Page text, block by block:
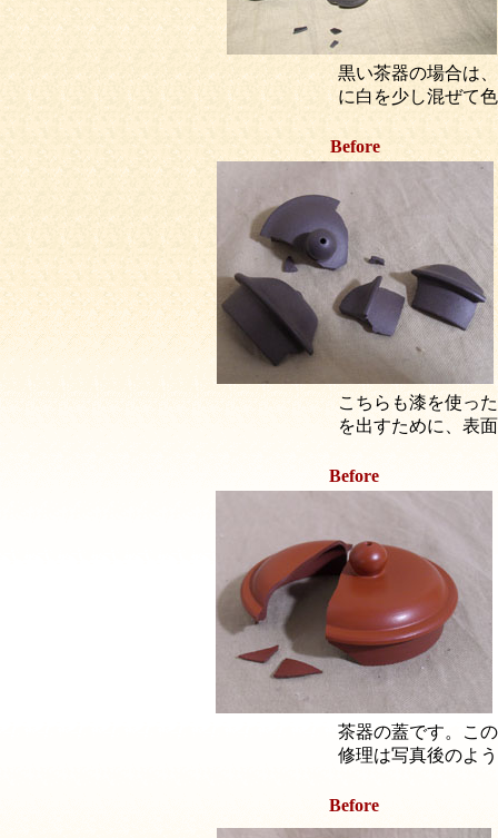
黒い茶器の場合は
に白を少し混ぜて
Before
こちらも漆を使っ
を出すために、表
Before
茶器の蓋です。こ
修理は写真後のよ
Before